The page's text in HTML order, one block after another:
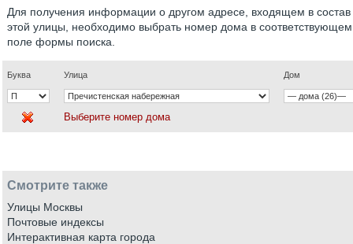
Для получения информации о другом адресе, входящем в состав
этой улицы, необходимо выбрать номер дома в соответствующем
поле формы поиска.
Буква Улица Дом
Выберите номер дома
Смотрите также
Улицы Москвы
Почтовые индексы
Интерактивная карта города